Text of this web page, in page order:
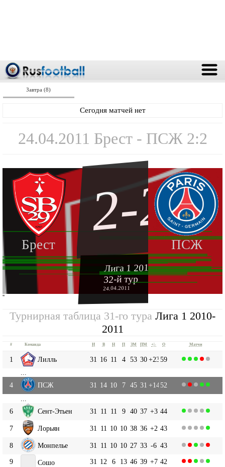
Завтра (8)
Сегодня матчей нет
24.04.2011 Брест - ПСЖ 2:2
Брест ПСЖ
2-2
Лига 1 2010-2011
32-й тур
24.04.2011
''
Турнирная таблица 31-го тура Лига 1 2010-
2011
# Команда И В Н П ЗМ ПМ +|- О Матчи
1 Лилль 31 16 11 4 53 30+2359
4
ПСЖ 31 14 10 7 45 31 +14 52
6
Сент-Этьен 31 11 11 9 40 37 +3 44
7 Лорьян 31 11 10 10 38 36 +2 43
8 Монпелье 31 11 10 10 27 33 -6 43
9
Сошо 31 12 6 13 46 39 +7 42